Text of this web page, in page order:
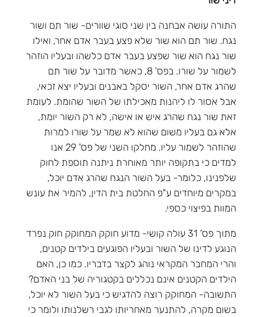
התורה עושה אבחנה בין שני סוגי שוורים- שור תם ושור
נגח. שור תם הוא שור שלא פצע בעבר אדם אחר, ואילו
שור נגח הוא שור שפצע בעבר אדם כלשהו ובעליו הוזהר
לשמור על שורו. בפס' 8, כאשר מדובר על שור תם
שהרג אדם אחר, השור יסקל באבנים ובעליו יצא זכאי,
אבל אסור לו ליהנות מאכילתו של השור שהומת. לעומת
זאת שור נגח שהרג איש או אישה, לא רק השור יומת,
אלא גם בעליו משום שהוא לא שמר על שורו למרות
שהוזהר לשמור עליו. מחלקו השני של פס' 29 אנו
למדים כי בתקופה יותר מאוחרת ניתנה תוספת לחוק
שלפנינו, כלומר- בעל השור הנגח שהרג אדם יוכל,
במקרים מיוחדים ע"פ החלטת בית הדין, להמיר את עונש
המוות בפיצוי כספי.
מתוך פס' 31 עולה קושי- מדוע חוקק המחוקק חוק נפרד
הנוגע לדינו של השור ובעליו הפוגעים בילדים קטנים,
והרי המחבר המקראי נוהג לקצר בדבריו. כמו כן, האם
הילדים הקטנים אינם נכללים בקטגוריה של בני האדם?
התשובה- המחוקק רוצה להדגיש כי בעל השור לא יוכל,
בשום מקרה, להתנער מאחריותו לגבי רשלנותו ולומר כי